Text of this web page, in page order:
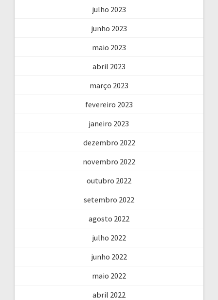
julho 2023
junho 2023
maio 2023
abril 2023
março 2023
fevereiro 2023
janeiro 2023
dezembro 2022
novembro 2022
outubro 2022
setembro 2022
agosto 2022
julho 2022
junho 2022
maio 2022
abril 2022